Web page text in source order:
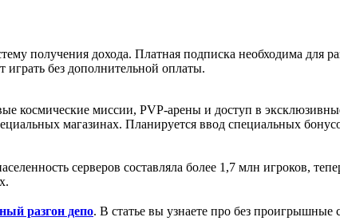
получения дохода. Платная подписка необходима для
играть без дополнительной оплаты.
космические миссии, PVP-арены и доступ в
магазинах. Планируется ввод специальных
серверов составляла более 1,7 млн игроков,
разгон депо. В статье вы узнаете про без проигрышные